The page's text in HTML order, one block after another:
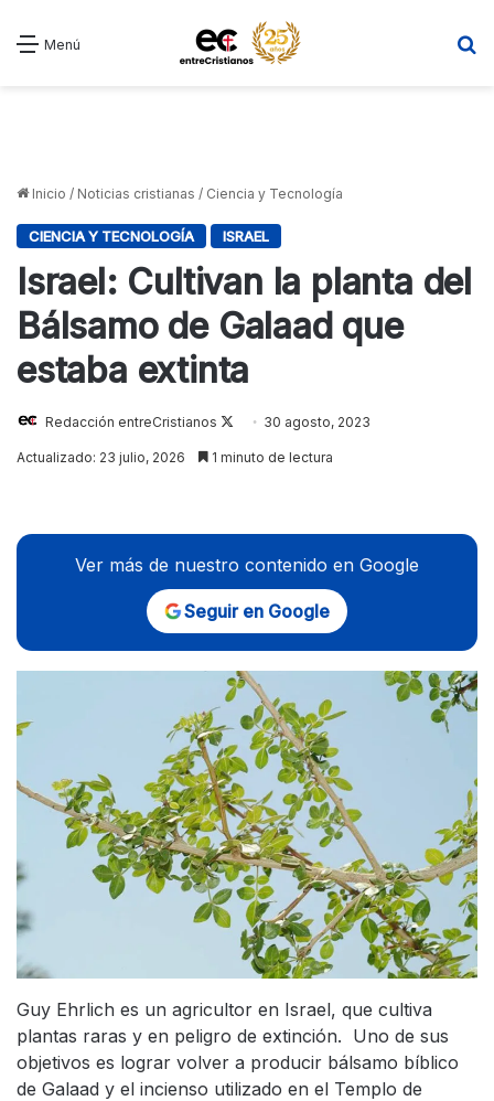
Menú
Inicio / Noticias cristianas / Ciencia y Tecnología
CIENCIA Y TECNOLOGÍA ISRAEL
Israel: Cultivan la planta del
Bálsamo de Galaad que
estaba extinta
Redacción entreCristianos
Follow30 agosto, 2023
Actualizado: 23 julio, 2026 1 minuto de lectura
Ver más de nuestro contenido en Google
Seguir en Google
Guy Ehrlich es un agricultor en Israel, que cultiva
plantas raras y en peligro de extinción. Uno de sus
objetivos es lograr volver a producir bálsamo bíblico
de Galaad y el incienso utilizado en el Templo de